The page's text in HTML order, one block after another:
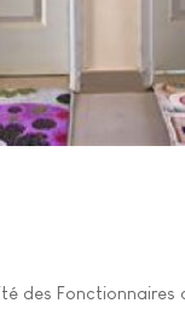
des